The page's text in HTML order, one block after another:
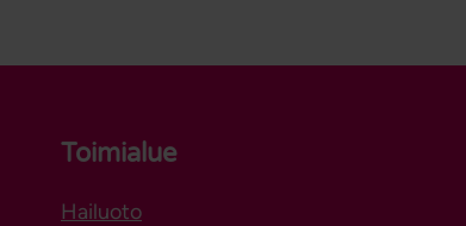
Toimialue
Hailuoto